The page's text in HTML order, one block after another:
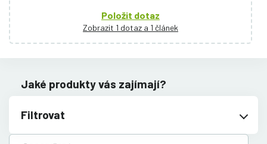
Položit dotaz
Zobrazit 1 dotaz a 1 článek
Jaké produkty vás zajímají?
Filtrovat